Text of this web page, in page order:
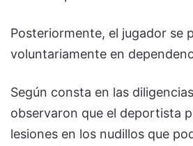
Posteriormente, el jugador se
voluntariamente en
Según consta en las
observaron que el deportista
lesiones en los nudillos que